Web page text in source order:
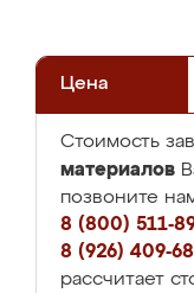
Цена
Стоимость
материалов
позвоните
8 (800) 511-
8 (926) 409-
рассчитает